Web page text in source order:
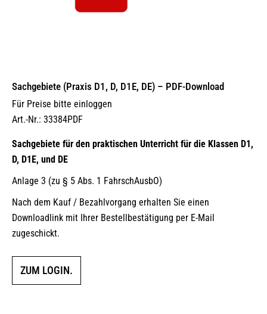
Sachgebiete (Praxis D1, D, D1E, DE) – PDF-Download
Für Preise bitte einloggen
Art.-Nr.: 33384PDF
Sachgebiete für den praktischen Unterricht für die Klassen D1,
D, D1E, und DE
Anlage 3 (zu § 5 Abs. 1 FahrschAusbO)
Nach dem Kauf / Bezahlvorgang erhalten Sie einen
Downloadlink mit Ihrer Bestellbestätigung per E-Mail
zugeschickt.
ZUM LOGIN.